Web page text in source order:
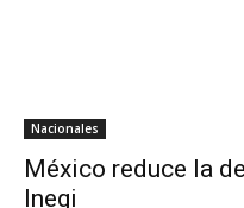
Nacionales
México reduce la
Inegi